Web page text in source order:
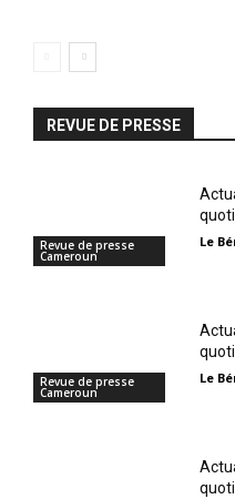
REVUE DE PRESSE
Revue de presse
Cameroun
Le
Revue de presse
Cameroun
Le